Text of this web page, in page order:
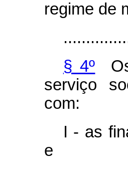
regime de
§ 4º
serviço
com:
I - as
e